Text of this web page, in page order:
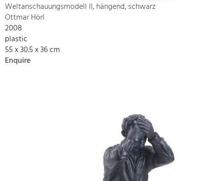
Weltanschauungsmodell II, hängend, schwarz
Ottmar Hörl
2008
plastic
55 x 30.5 x 36 cm
Enquire